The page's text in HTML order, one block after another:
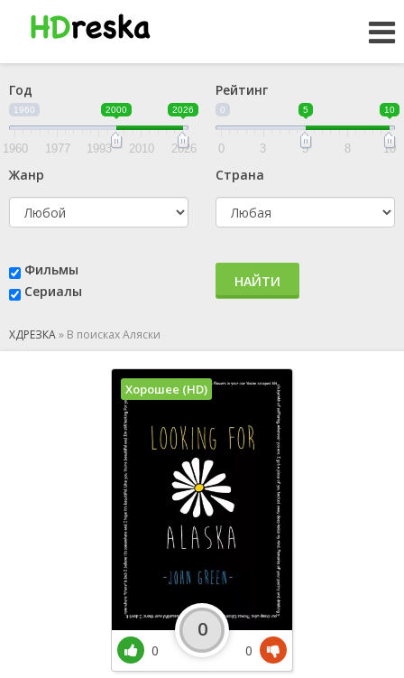
Год
1960 2000 2026
1960 1977 1993 2010 2026
Рейтинг
0 5 10
0 3 5 8 10
Жанр Страна
Фильмы
Сериалы
НАЙТИ
ХДРЕЗКА» В поисках Аляски
Хорошее (HD)
0
0
0